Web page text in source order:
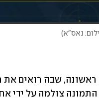
נאס"א)
צולמה על ידי